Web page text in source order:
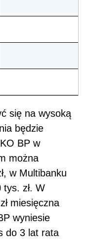
się na wysoką
będzie
BP w
można
w Multibanku
tys. zł. W
miesięczna
wyniesie
do 3 lat rata